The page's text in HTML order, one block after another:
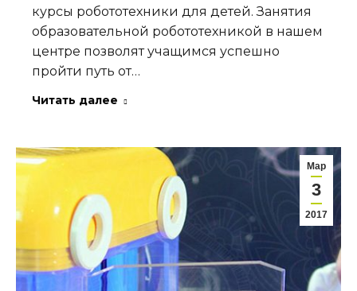
курсы робототехники для детей. Занятия
образовательной робототехникой в нашем
центре позволят учащимся успешно
пройти путь от…
Читать далее
Мар
3
2017